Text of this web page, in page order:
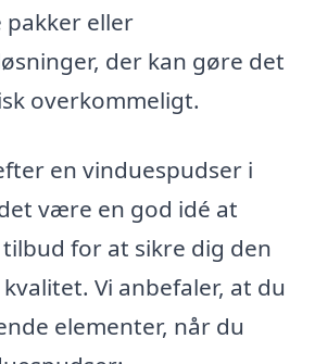
eller
der kan gøre det
overkommeligt.
en vinduespudser i
være en god idé at
for at sikre dig den
Vi anbefaler, at du
elementer, når du